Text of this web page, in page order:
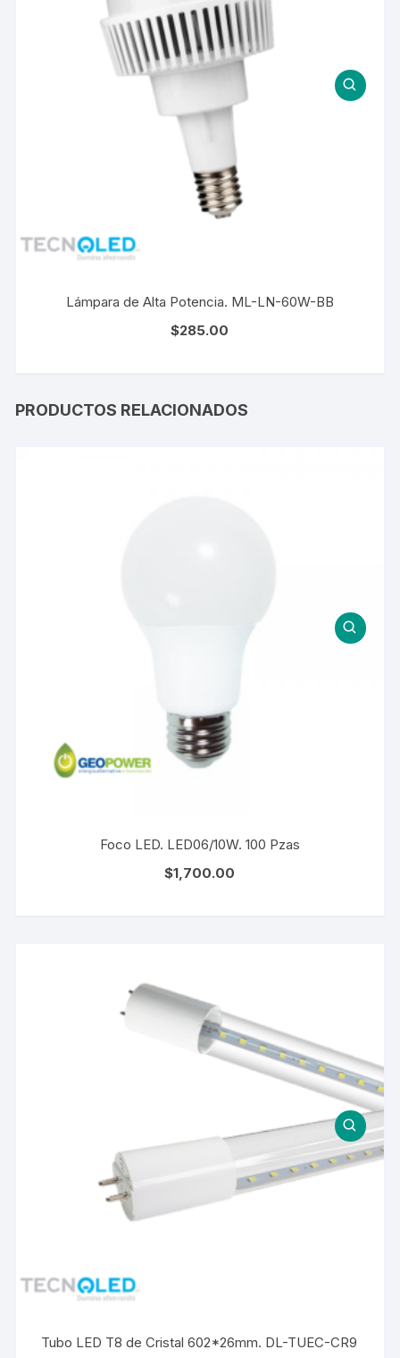
Lámpara de Alta Potencia. ML-LN-60W-BB
$285.00
PRODUCTOS RELACIONADOS
Foco LED. LED06/10W. 100 Pzas
$1,700.00
Tubo LED T8 de Cristal 602*26mm. DL-TUEC-CR9